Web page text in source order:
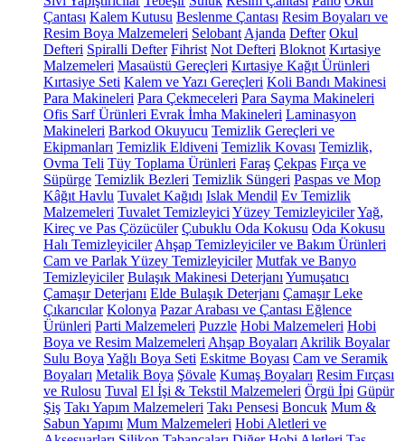
Çantası Kalem Kutusu Beslenme Çantası Resim Boyaları ve
Resim Boya Malzemeleri Selobant Ajanda Defter Okul
Defteri Spiralli Defter Fihrist Not Defteri Bloknot Kırtasiye
Malzemeleri Masaüstü Gereçleri Kırtasiye Kağıt Ürünleri
Kırtasiye Seti Kalem ve Yazı Gereçleri Koli Bandı Makinesi
Para Makineleri Para Çekmeceleri Para Sayma Makineleri
Ofis Sarf Ürünleri Evrak İmha Makineleri Laminasyon
Makineleri Barkod Okuyucu Temizlik Gereçleri ve
Ekipmanları Temizlik Eldiveni Temizlik Kovası Temizlik,
Ovma Teli Tüy Toplama Ürünleri Faraş Çekpas Fırça ve
Süpürge Temizlik Bezleri Temizlik Süngeri Paspas ve Mop
Kâğıt Havlu Tuvalet Kağıdı Islak Mendil Ev Temizlik
Malzemeleri Tuvalet Temizleyici Yüzey TemizleyicilerYağ,
Kireç ve Pas Çözücüler Çubuklu Oda Kokusu Oda Kokusu
Halı Temizleyiciler Ahşap Temizleyiciler ve Bakım Ürünleri
Cam ve Parlak Yüzey Temizleyiciler Mutfak ve Banyo
Temizleyiciler Bulaşık Makinesi Deterjanı Yumuşatıcı
Çamaşır Deterjanı Elde Bulaşık Deterjanı Çamaşır Leke
Çıkarıcılar Kolonya Pazar Arabası ve Çantası Eğlence
Ürünleri Parti Malzemeleri Puzzle Hobi Malzemeleri Hobi
Boya ve Resim Malzemeleri Ahşap Boyaları Akrilik Boyalar
Sulu Boya Yağlı Boya Seti Eskitme Boyası Cam ve Seramik
Boyaları Metalik Boya Şövale Kumaş Boyaları Resim Fırçası
ve Rulosu Tuval El İşi & Tekstil Malzemeleri Örgü İpi Güpür
Şiş Takı Yapım Malzemeleri Takı Pensesi Boncuk Mum &
Sabun Yapımı Mum Malzemeleri Hobi Aletleri ve